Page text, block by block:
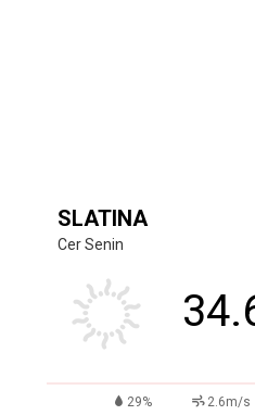
SLATINA
Cer Senin
29% 2.6m/s